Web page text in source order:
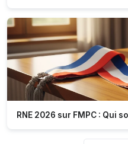
RNE 2026 sur FMPC : Qui